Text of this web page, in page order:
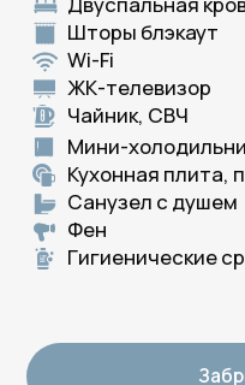
Шторы блэкаут
Wi-Fi
ЖК-телевизор
Мини-холодильник
Чайник, СВЧ
Кухонная плита и посуда
Санузел с душем
Фен
Гигиенические средства
Забронировать